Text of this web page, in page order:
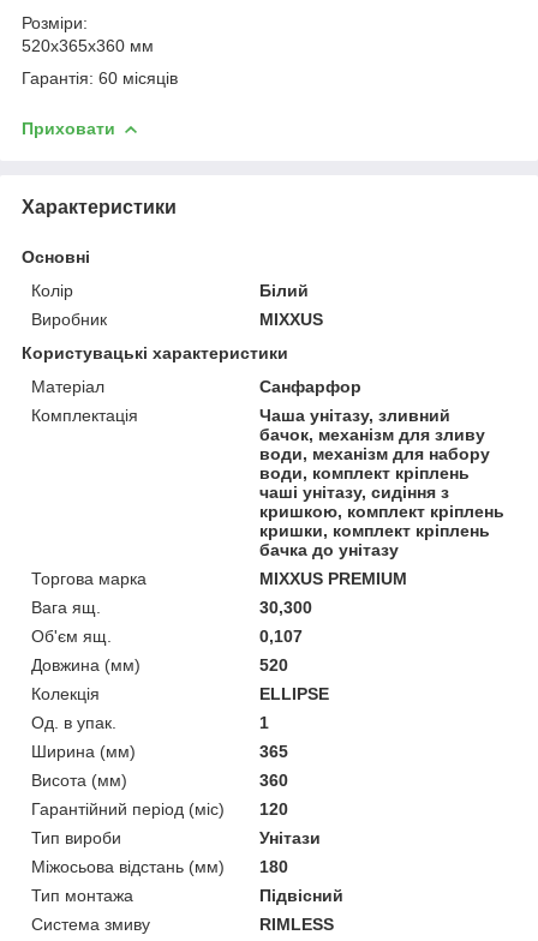
Розміри:
520x365x360 мм
Гарантія: 60 місяців
Приховати
Характеристики
Основні
Колір
Білий
Виробник
MIXXUS
Користувацькі характеристики
Матеріал
Санфарфор
Комплектація
Чаша унітазу, зливний
бачок, механізм для зливу
води, механізм для набору
води, комплект кріплень
чаші унітазу, сидіння з
кришкою, комплект кріплень
кришки, комплект кріплень
бачка до унітазу
Торгова марка
MIXXUS PREMIUM
Вага ящ.
30,300
Об'єм ящ.
0,107
Довжина (мм)
520
Колекція
ELLIPSE
Од. в упак.
1
Ширина (мм)
365
Висота (мм)
360
Гарантійний період (міс)
120
Тип вироби
Унітази
Міжосьова відстань (мм)
180
Тип монтажа
Підвісний
Система змиву
RIMLESS